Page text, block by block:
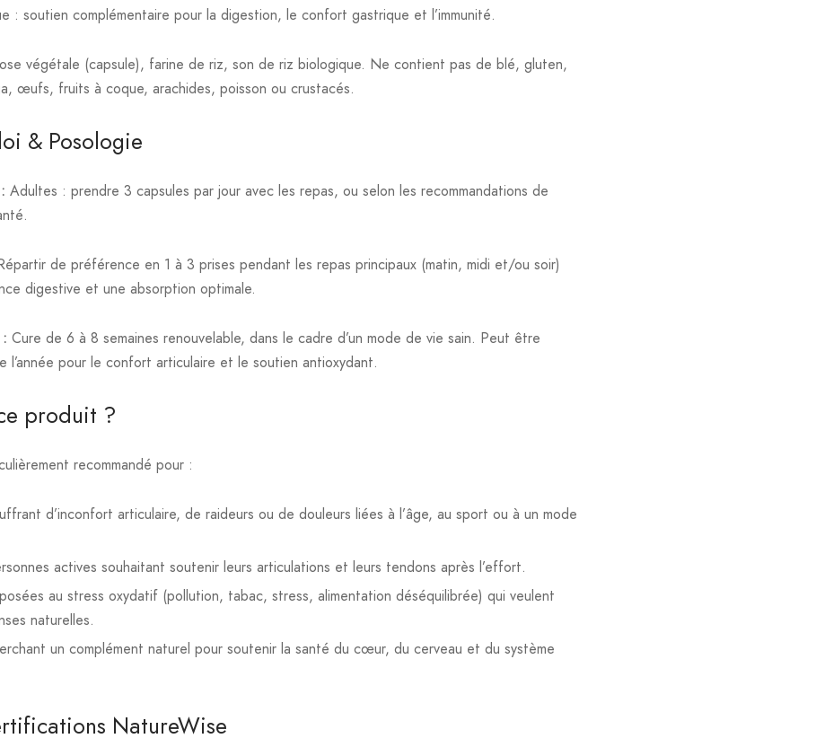
: soutien complémentaire pour la digestion, le confort gastrique et l’immunité.
végétale (capsule), farine de riz, son de riz biologique. Ne contient pas de blé, gluten,
œufs, fruits à coque, arachides, poisson ou crustacés.
& Posologie
Adultes : prendre 3 capsules par jour avec les repas, ou selon les recommandations de
de préférence en 1 à 3 prises pendant les repas principaux (matin, midi et/ou soir)
digestive et une absorption optimale.
Cure de 6 à 8 semaines renouvelable, dans le cadre d’un mode de vie sain. Peut être
pour le confort articulaire et le soutien antioxydant.
produit ?
recommandé pour :
d’inconfort articulaire, de raideurs ou de douleurs liées à l’âge, au sport ou à un mode
actives souhaitant soutenir leurs articulations et leurs tendons après l’effort.
au stress oxydatif (pollution, tabac, stress, alimentation déséquilibrée) qui veulent
naturelles.
un complément naturel pour soutenir la santé du cœur, du cerveau et du système
NatureWise